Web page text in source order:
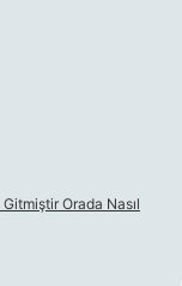
Orada Nasıl